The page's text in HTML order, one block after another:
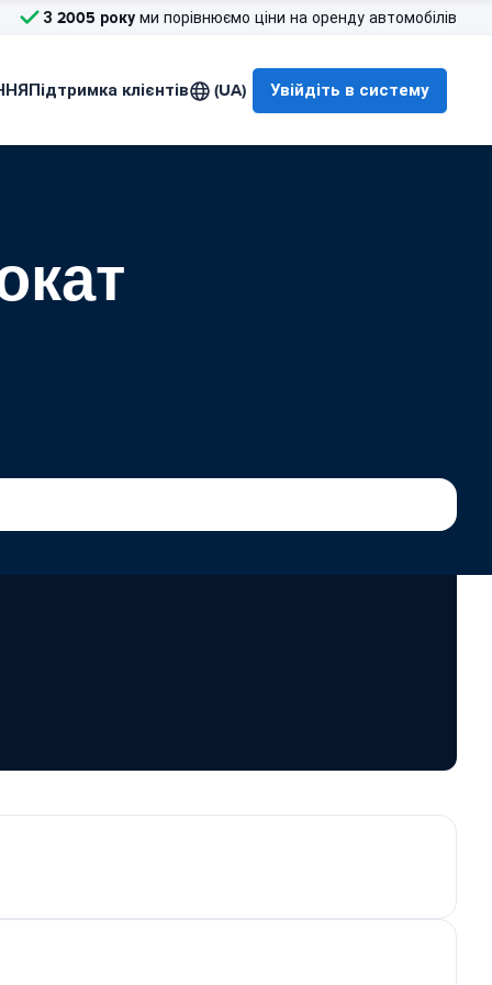
З 2005 року ми порівнюємо ціни на оренду автомобілів
Підтримка клієнтів (UA) Увійдіть в систему